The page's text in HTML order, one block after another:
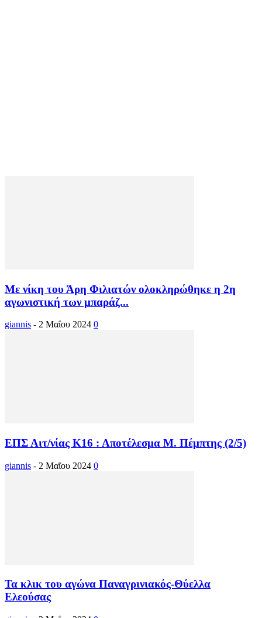
Με νίκη του Άρη Φιλιατών ολοκληρώθηκε η 2η
αγωνιστική των μπαράζ...
giannis - 2 Μαΐου 2024 0
ΕΠΣ Αιτ/νίας Κ16 : Αποτέλεσμα Μ. Πέμπτης (2/5)
giannis - 2 Μαΐου 2024 0
Τα κλικ του αγώνα Παναγρινιακός-Θύελλα
Ελεούσας